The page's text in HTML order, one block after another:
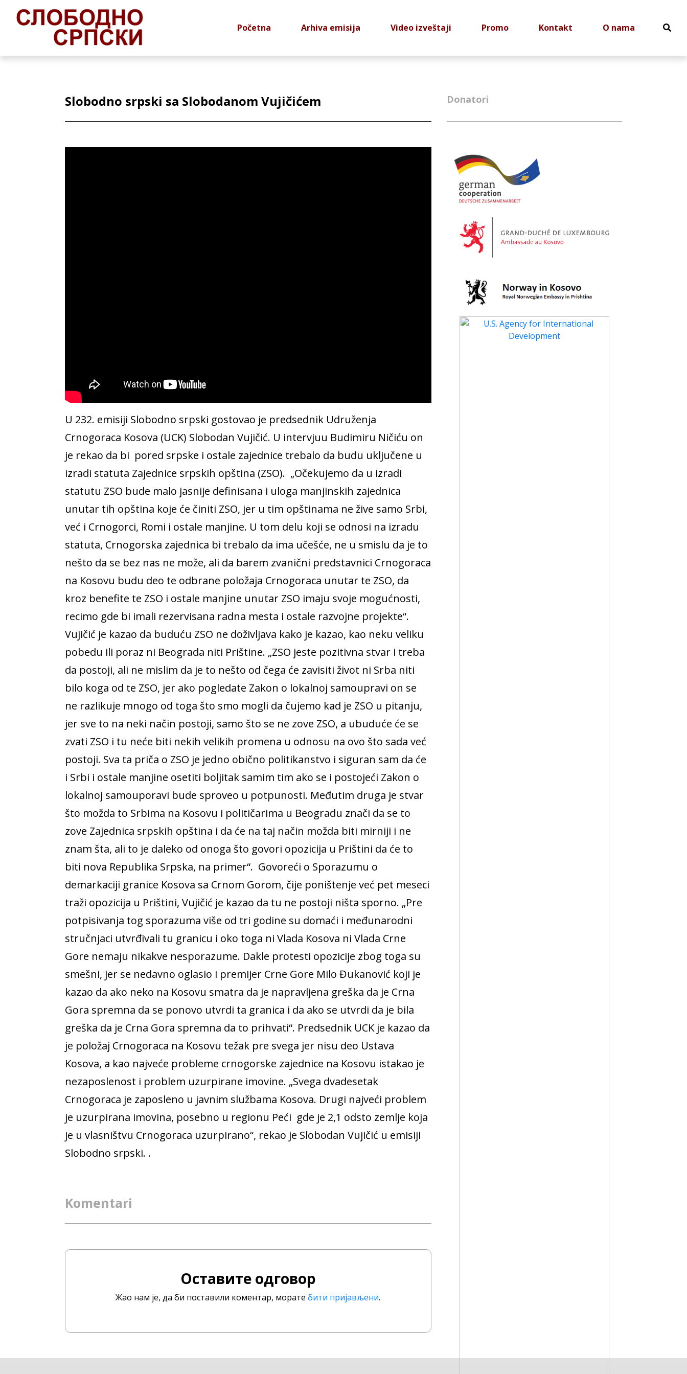
Početna Arhiva emisija Video izveštaji Promo Kontakt O nama
Slobodno srpski sa Slobodanom Vujičićem
U 232. emisiji Slobodno srpski gostovao je predsednik Udruženja
Crnogoraca Kosova (UCK) Slobodan Vujičić. U intervjuu Budimiru Ničiću on
je rekao da bi pored srpske i ostale zajednice trebalo da budu uključene u
izradi statuta Zajednice srpskih opština (ZSO). „Očekujemo da u izradi
statutu ZSO bude malo jasnije definisana i uloga manjinskih zajednica
unutar tih opština koje će činiti ZSO, jer u tim opštinama ne žive samo Srbi,
već i Crnogorci, Romi i ostale manjine. U tom delu koji se odnosi na izradu
statuta, Crnogorska zajednica bi trebalo da ima učešće, ne u smislu da je to
nešto da se bez nas ne može, ali da barem zvanični predstavnici Crnogoraca
na Kosovu budu deo te odbrane položaja Crnogoraca unutar te ZSO, da
kroz benefite te ZSO i ostale manjine unutar ZSO imaju svoje mogućnosti,
recimo gde bi imali rezervisana radna mesta i ostale razvojne projekte“.
Vujičić je kazao da buduću ZSO ne doživljava kako je kazao, kao neku veliku
pobedu ili poraz ni Beograda niti Prištine. „ZSO jeste pozitivna stvar i treba
da postoji, ali ne mislim da je to nešto od čega će zavisiti život ni Srba niti
bilo koga od te ZSO, jer ako pogledate Zakon o lokalnoj samoupravi on se
ne razlikuje mnogo od toga što smo mogli da čujemo kad je ZSO u pitanju,
jer sve to na neki način postoji, samo što se ne zove ZSO, a ubuduće će se
zvati ZSO i tu neće biti nekih velikih promena u odnosu na ovo što sada već
postoji. Sva ta priča o ZSO je jedno obično politikanstvo i siguran sam da će
i Srbi i ostale manjine osetiti boljitak samim tim ako se i postojeći Zakon o
lokalnoj samouporavi bude sproveo u potpunosti. Međutim druga je stvar
što možda to Srbima na Kosovu i političarima u Beogradu znači da se to
zove Zajednica srpskih opština i da će na taj način možda biti mirniji i ne
znam šta, ali to je daleko od onoga što govori opozicija u Prištini da će to
biti nova Republika Srpska, na primer“. Govoreći o Sporazumu o
demarkaciji granice Kosova sa Crnom Gorom, čije poništenje već pet meseci
traži opozicija u Prištini, Vujičić je kazao da tu ne postoji ništa sporno. „Pre
potpisivanja tog sporazuma više od tri godine su domaći i međunarodni
stručnjaci utvrđivali tu granicu i oko toga ni Vlada Kosova ni Vlada Crne
Gore nemaju nikakve nesporazume. Dakle protesti opozicije zbog toga su
smešni, jer se nedavno oglasio i premijer Crne Gore Milo Đukanović koji je
kazao da ako neko na Kosovu smatra da je napravljena greška da je Crna
Gora spremna da se ponovo utvrdi ta granica i da ako se utvrdi da je bila
greška da je Crna Gora spremna da to prihvati“. Predsednik UCK je kazao da
je položaj Crnogoraca na Kosovu težak pre svega jer nisu deo Ustava
Kosova, a kao najveće probleme crnogorske zajednice na Kosovu istakao je
nezaposlenost i problem uzurpirane imovine. „Svega dvadesetak
Crnogoraca je zaposleno u javnim službama Kosova. Drugi najveći problem
je uzurpirana imovina, posebno u regionu Peći gde je 2,1 odsto zemlje koja
je u vlasništvu Crnogoraca uzurpirano“, rekao je Slobodan Vujičić u emisiji
Slobodno srpski. .
Komentari
Оставите одговор
Жао нам је, да би поставили коментар, моратебити пријављени.
Donatori